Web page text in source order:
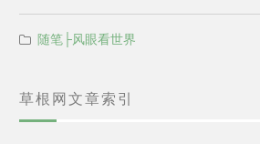
随笔├风眼看世界
草根网文章索引